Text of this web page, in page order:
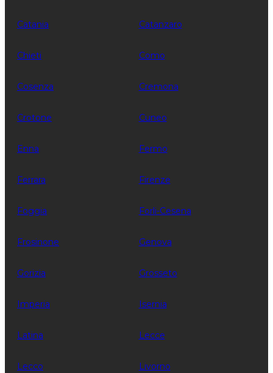
Catania Catanzaro
Chieti Como
Cosenza Cremona
Crotone Cuneo
Enna Fermo
Ferrara Firenze
Foggia Forli-Cesena
Frosinone Genova
Gorizia Grosseto
Imperia Isernia
Latina Lecce
Lecco Livorno